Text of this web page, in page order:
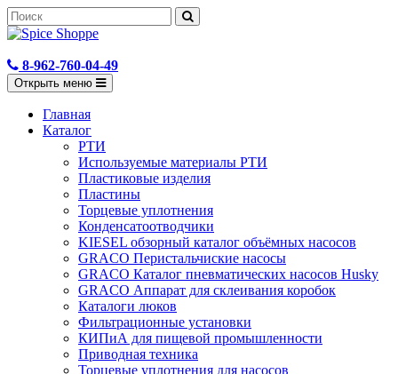
8-962-760-04-49
Открыть меню
Главная
Каталог
РТИ
Используемые материалы РТИ
Пластиковые изделия
Пластины
Торцевые уплотнения
Конденсатоотводчики
KIESEL обзорный каталог объёмных насосов
GRACO Перистальчиские насосы
GRACO Каталог пневматических насосов Husky
GRACO Аппарат для склеивания коробок
Каталоги люков
Фильтрационные установки
КИПиА для пищевой промышленности
Приводная техника
Торцевые уплотнения для насосов